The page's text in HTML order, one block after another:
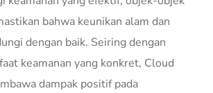
bahwa keunikan alam dan
dengan baik. Seiring dengan
keamanan yang konkret, Cloud
dampak positif pada